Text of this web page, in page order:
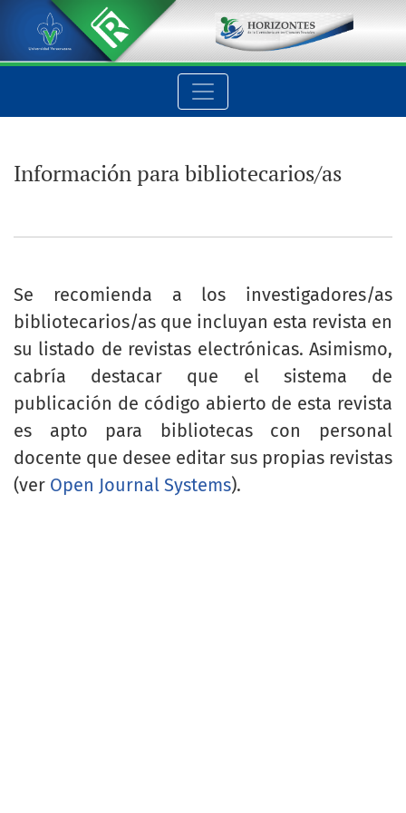
Información para bibliotecarios/as
Información para bibliotecarios/as
Se recomienda a los investigadores/as
bibliotecarios/as que incluyan esta revista en
su listado de revistas electrónicas. Asimismo,
cabría destacar que el sistema de
publicación de código abierto de esta revista
es apto para bibliotecas con personal
docente que desee editar sus propias revistas
(ver Open Journal Systems).